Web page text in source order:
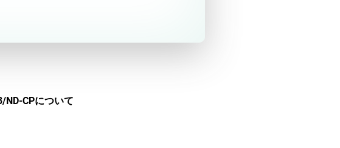
ND-CPについて